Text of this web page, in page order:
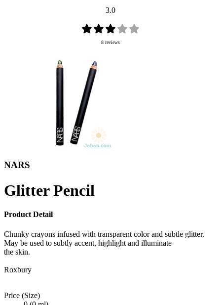
3.0
8 reviews
NARS
Glitter Pencil
Product Detail
Chunky crayons infused with transparent color and subtle glitter.
May be used to subtly accent, highlight and illuminate
the skin.
Roxbury
Price (Size)